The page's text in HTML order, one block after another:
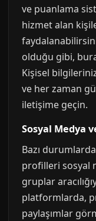
ve puanlama
hizmet alan
olduğu gibi,
Kişisel
ve her zaman
iletişime geçin.
Sosyal Medya
Bazı
profilleri sosyal
gruplar
platformlarda,
paylaşımlar